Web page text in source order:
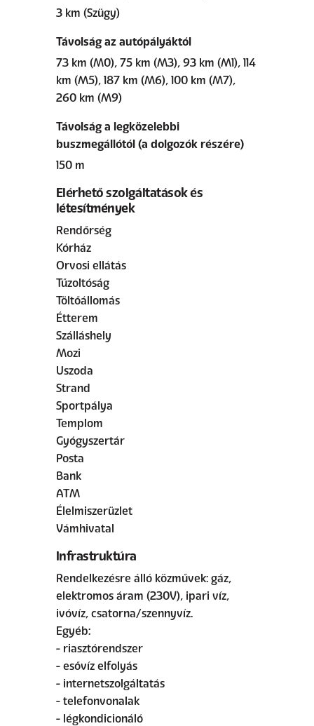
3 km (Szügy)
Távolság az autópályáktól
73 km (M0), 75 km (M3), 93 km (M1), 114
km (M5), 187 km (M6), 100 km (M7),
260 km (M9)
Távolság a legközelebbi
buszmegállótól (a dolgozók részére)
150 m
Elérhető szolgáltatások és
létesítmények
Rendőrség
Kórház
Orvosi ellátás
Tűzoltóság
Töltőállomás
Étterem
Szálláshely
Mozi
Uszoda
Strand
Sportpálya
Templom
Gyógyszertár
Posta
Bank
ATM
Élelmiszerüzlet
Vámhivatal
Infrastruktúra
Rendelkezésre álló közművek: gáz,
elektromos áram (230V), ipari víz,
ivóvíz, csatorna/szennyvíz.
Egyéb:
- riasztórendszer
- esővíz elfolyás
- internetszolgáltatás
- telefonvonalak
- légkondicionáló